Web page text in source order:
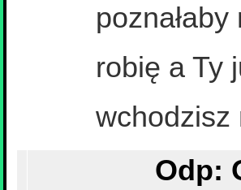
robię a Ty
wchodzisz